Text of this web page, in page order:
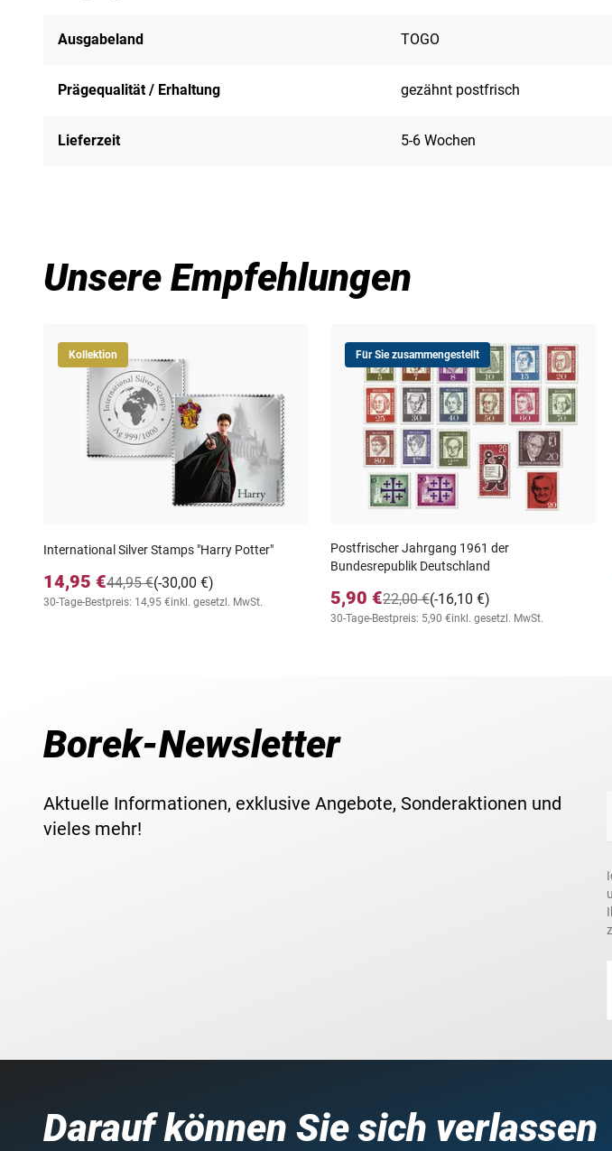
Ausgabeland TOGO
Prägequalität / Erhaltung gezähnt postfrisch
Lieferzeit 5-6 Wochen
Unsere Empfehlungen
Kollektion
International Silver Stamps "Harry Potter"
14,95 € (-30,00 €)
44,95 €
30-Tage-Bestpreis: 14,95 €inkl. gesetzl. MwSt.
Für Sie zusammengestellt
Postfrischer Jahrgang 1961 der
Bundesrepublik Deutschland
5,90 € (-16,10 €)
22,00 €
30-Tage-Bestpreis: 5,90 €inkl. gesetzl. MwSt.
Borek-Newsletter
Aktuelle Informationen, exklusive Angebote, Sonderaktionen und
vieles mehr!
Darauf können Sie sich verlassen